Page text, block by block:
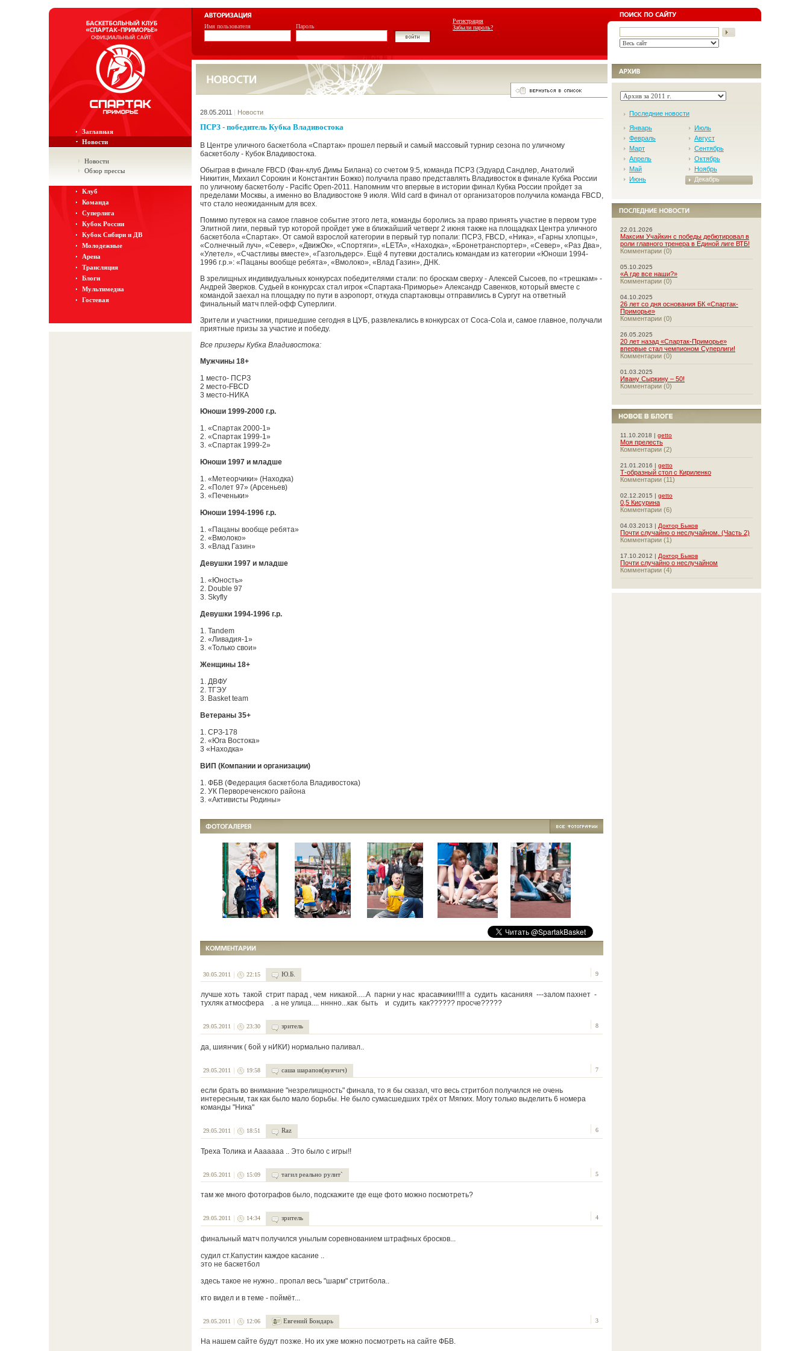
Регистрация
Забыли пароль?
Имя пользователя Пароль
Заглавная
Новости
Новости
Обзор прессы
Клуб
Команда
Суперлига
Кубок России
Кубок Сибири и ДВ
Молодежные
Арена
Трансляция
Блоги
Мультимедиа
Гостевая
28.05.2011 | Новости
ПСРЗ - победитель Кубка Владивостока
В Центре уличного баскетбола «Спартак» прошел первый и самый массовый турнир сезона по уличному
баскетболу - Кубок Владивостока.
Обыграв в финале FBCD (Фан-клуб Димы Билана) со счетом 9:5, команда ПСРЗ (Эдуард Сандлер, Анатолий
Никитин, Михаил Сорокин и Константин Божко) получила право представлять Владивосток в финале Кубка России
по уличному баскетболу - Pacific Open-2011. Напомним что впервые в истории финал Кубка России пройдет за
пределами Москвы, а именно во Владивостоке 9 июля. Wild card в финал от организаторов получила команда FBCD,
что стало неожиданным для всех.
Помимо путевок на самое главное событие этого лета, команды боролись за право принять участие в первом туре
Элитной лиги, первый тур которой пройдет уже в ближайший четверг 2 июня также на площадках Центра уличного
баскетбола «Спартак». От самой взрослой категории в первый тур попали: ПСРЗ, FBCD, «Ника», «Гарны хлопцы»,
«Солнечный луч», «Север», «ДвижОк», «Спортяги», «LETA», «Находка», «Бронетранспортер», «Север», «Раз Два»,
«Улетел», «Счастливы вместе», «Газгольдерс». Ещё 4 путевки достались командам из категории «Юноши 1994-
1996 г.р.»: «Пацаны вообще ребята», «Вмолоко», «Влад Газин», ДНК.
В зрелищных индивидуальных конкурсах победителями стали: по броскам сверху - Алексей Сысоев, по «трешкам» -
Андрей Зверков. Судьей в конкурсах стал игрок «Спартака-Приморье» Александр Савенков, который вместе с
командой заехал на площадку по пути в аэропорт, откуда спартаковцы отправились в Сургут на ответный
финальный матч плей-офф Суперлиги.
Зрители и участники, пришедшие сегодня в ЦУБ, развлекались в конкурсах от Coca-Cola и, самое главное, получали
приятные призы за участие и победу.
Все призеры Кубка Владивостока:
Мужчины 18+
1 место- ПСРЗ
2 место-FBCD
3 место-НИКА
Юноши 1999-2000 г.р.
1. «Спартак 2000-1»
2. «Спартак 1999-1»
3. «Спартак 1999-2»
Юноши 1997 и младше
1. «Метеорчики» (Находка)
2. «Полет 97» (Арсеньев)
3. «Печеньки»
Юноши 1994-1996 г.р.
1. «Пацаны вообще ребята»
2. «Вмолоко»
3. «Влад Газин»
Девушки 1997 и младше
1. «Юность»
2. Double 97
3. Skyfly
Девушки 1994-1996 г.р.
1. Tandem
2. «Ливадия-1»
3. «Только свои»
Женщины 18+
1. ДВФУ
2. ТГЭУ
3. Basket team
Ветераны 35+
1. СРЗ-178
2. «Юга Востока»
3 «Находка»
ВИП (Компании и организации)
1. ФБВ (Федерация баскетбола Владивостока)
2. УК Первореченского района
3. «Активисты Родины»
30.05.2011 22:15 Ю.Б. 9
лучше хоть такой стрит парад , чем никакой.....А парни у нас красавчики!!!!! а судить касанияя ---залом пахнет -
тухляк атмосфера . а не улица.... нннно...как быть и судить как?????? просче?????
29.05.2011 23:30 зритель 8
да, шиянчик ( 6ой у нИКИ) нормально паливал..
29.05.2011 19:58 саша шарапов(вуячич) 7
если брать во внимание "незрелищность" финала, то я бы сказал, что весь стритбол получился не очень
интересным, так как было мало борьбы. Не было сумасшедших трёх от Мягких. Могу только выделить 6 номера
команды "Ника"
29.05.2011 18:51 Raz 6
Треха Толика и Ааааааа .. Это было с игры!!
29.05.2011 15:09 тагил реально рулит` 5
там же много фотографов было, подскажите где еще фото можно посмотреть?
29.05.2011 14:34 зритель 4
финальный матч получился унылым соревнованием штрафных бросков...
судил ст.Капустин каждое касание ..
это не баскетбол
здесь такое не нужно.. пропал весь "шарм" стритбола..
кто видел и в теме - поймёт...
29.05.2011 12:06 Евгений Бондарь 3
На нашем сайте будут позже. Но их уже можно посмотреть на сайте ФБВ.
Последние новости
Январь
Февраль
Март
Апрель
Май
Июнь
Июль
Август
Сентябрь
Октябрь
Ноябрь
Декабрь
22.01.2026
Максим Учайкин с победы дебютировал в
роли главного тренера в Единой лиге ВТБ!
Комментарии (0)
05.10.2025
«А где все наши?»
Комментарии (0)
04.10.2025
26 лет со дня основания БК «Спартак-
Приморье»
Комментарии (0)
26.05.2025
20 лет назад «Спартак-Приморье»
впервые стал чемпионом Суперлиги!
Комментарии (0)
01.03.2025
Ивану Сыркину – 50!
Комментарии (0)
11.10.2018 | getto
Моя прелесть
Комментарии (2)
21.01.2016 | getto
Т-образный стол с Кириленко
Комментарии (11)
02.12.2015 | getto
0,5 Кисурина
Комментарии (6)
04.03.2013 | Доктор Быков
Почти случайно о неслучайном. (Часть 2)
Комментарии (1)
17.10.2012 | Доктор Быков
Почти случайно о неслучайном
Комментарии (4)